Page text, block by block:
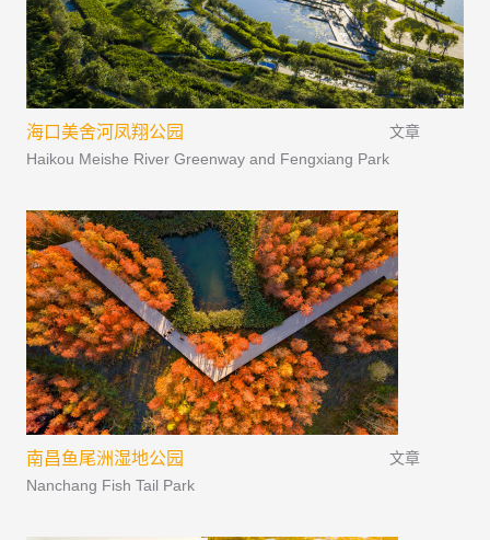
海口美舍河凤翔公园
文章
Haikou Meishe River Greenway and Fengxiang Park
南昌鱼尾洲湿地公园
文章
Nanchang Fish Tail Park